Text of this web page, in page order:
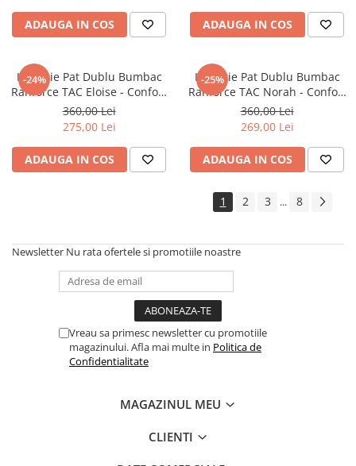
ADAUGA IN COS ADAUGA IN COS
-24%
Lenjerie Pat Dublu Bumbac
Ranforce TAC Eloise - Confort
& Stil!
360,00 Lei
275,00 Lei
ADAUGA IN COS
-25%
Lenjerie Pat Dublu Bumbac
Ranforce TAC Norah - Confort
Pur!
360,00 Lei
269,00 Lei
ADAUGA IN COS
1 2 3 ... 8
Newsletter Nu rata ofertele si promotiile noastre
Vreau sa primesc newsletter cu promotiile
magazinului. Afla mai multe in Politica de
Confidentialitate
MAGAZINUL MEU
CLIENTI